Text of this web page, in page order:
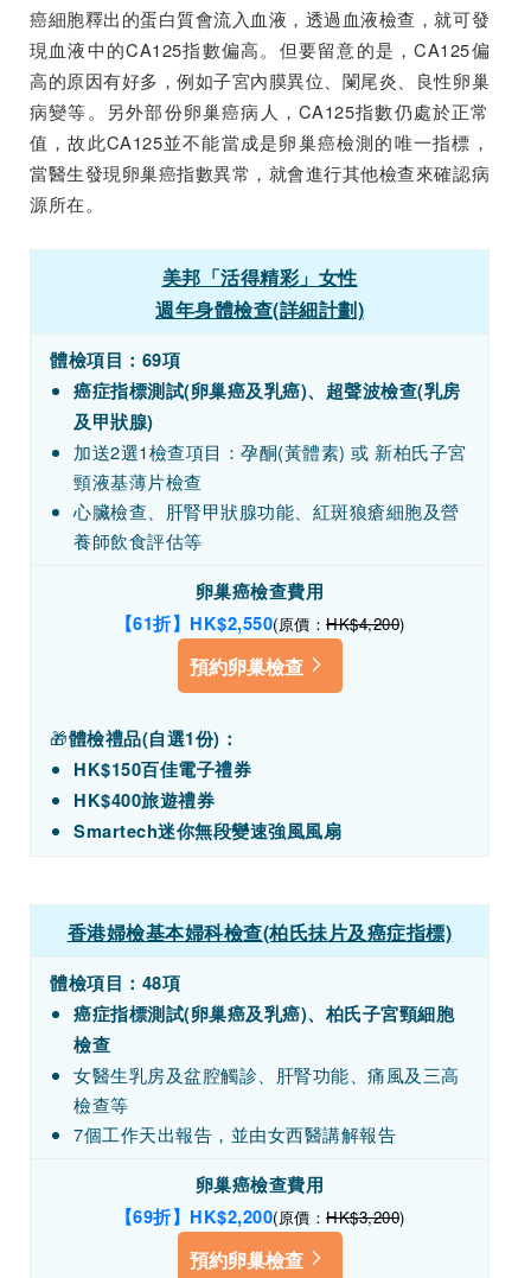
癌細胞釋出的蛋白質會流入血液，透過血液檢查，就可發
現血液中的CA125指數偏高。但要留意的是，CA125偏
高的原因有好多，例如子宮內膜異位、闌尾炎、良性卵巢
病變等。另外部份卵巢癌病人，CA125指數仍處於正常
值，故此CA125並不能當成是卵巢癌檢測的唯一指標，
當醫生發現卵巢癌指數異常，就會進行其他檢查來確認病
源所在。
美邦「活得精彩」女性
週年身體檢查(詳細計劃)
體檢項目：69項
癌症指標測試(卵巢癌及乳癌)、超聲波檢查(乳房
及甲狀腺)
加送2選1檢查項目：孕酮(黃體素) 或 新柏氏子宮
頸液基薄片檢查
心臟檢查、肝腎甲狀腺功能、紅斑狼瘡細胞及營
養師飲食評估等
卵巢癌檢查費用
【61折】HK$2,550(原價： HK$4,200)
預約卵巢檢查
🎁體檢禮品(自選1份)：
HK$150百佳電子禮券
HK$400旅遊禮券
Smartech迷你無段變速強風風扇
香港婦檢基本婦科檢查(柏氏抺片及癌症指標)
體檢項目：48項
癌症指標測試(卵巢癌及乳癌)、柏氏子宮頸細胞
檢查
女醫生乳房及盆腔觸診、肝腎功能、痛風及三高
檢查等
7個工作天出報告，並由女西醫講解報告
卵巢癌檢查費用
【69折】HK$2,200(原價： HK$3,200)
預約卵巢檢查